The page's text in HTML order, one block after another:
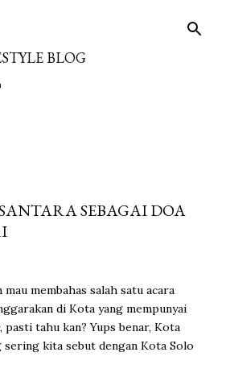
BLOG
SEBAGAI DOA
membahas salah satu acara
di Kota yang mempunyai
, pasti tahu kan? Yups benar, Kota
sering kita sebut dengan Kota Solo